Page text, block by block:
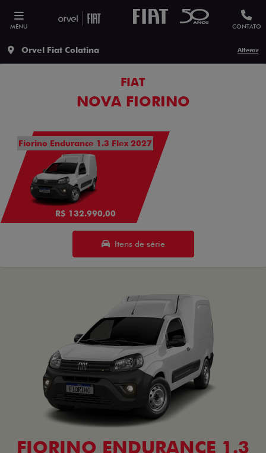
MENU CONTATO
Orvel Fiat Colatina Alterar
FIAT
NOVA FIORINO
Fiorino Endurance 1.3 Flex 2027
R$ 132.990,00
Itens de série
FIORINO ENDURANCE 1.3